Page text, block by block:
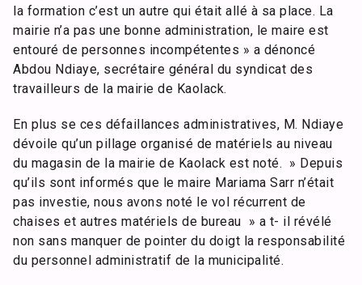
la formation c’est un autre qui était allé à sa place. La
mairie n’a pas une bonne administration, le maire est
entouré de personnes incompétentes » a dénoncé
Abdou Ndiaye, secrétaire général du syndicat des
travailleurs de la mairie de Kaolack.
En plus se ces défaillances administratives, M. Ndiaye
dévoile qu’un pillage organisé de matériels au niveau
du magasin de la mairie de Kaolack est noté. » Depuis
qu’ils sont informés que le maire Mariama Sarr n’était
pas investie, nous avons noté le vol récurrent de
chaises et autres matériels de bureau » a t- il révélé
non sans manquer de pointer du doigt la responsabilité
du personnel administratif de la municipalité.